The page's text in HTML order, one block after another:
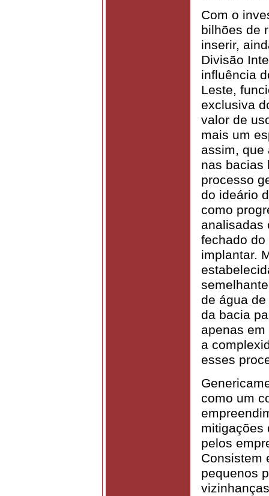
Com o
bilhões de
inserir,
Divisão
influência
Leste,
exclusiva
valor de
mais um
assim, que
nas bacias
processo
do ideário
como
analisadas
fechado
implantar.
de água
da bacia
apenas
a
esses
como um
mitigações
pelos
Consistem
pequenos